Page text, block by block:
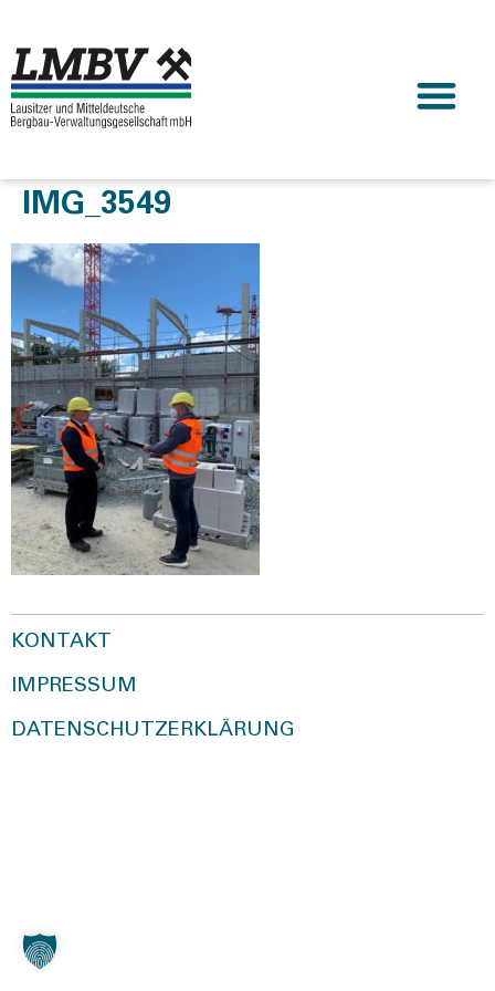
IMG_3549
KONTAKT
IMPRESSUM
DATENSCHUTZERKLÄRUNG